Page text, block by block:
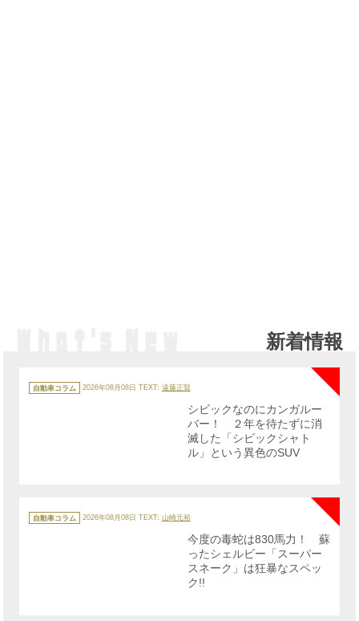
新着情報
テ
ゴ
自動車コラム 2026年08月08日 TEXT: 遠藤正賢
NEW
シビックなのにカンガルー
バー！ ２年を待たずに消
滅した「シビックシャト
ル」という異色のSUV
テ
ゴ
自動車コラム 2026年08月08日 TEXT: 山崎元裕
今度の毒蛇は830馬力！ 蘇
ったシェルビー「スーパー
スネーク」は狂暴なスペッ
ク!!